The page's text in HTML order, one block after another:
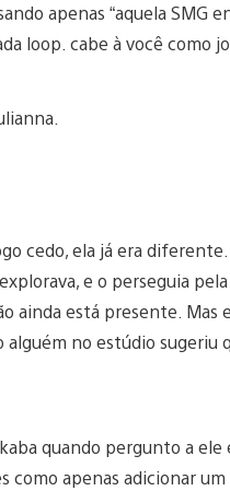
apenas “aquela SMG
loop. cabe à você como
cedo, ela já era
e o perseguia
ainda está presente. Mas
no estúdio sugeriu
quando pergunto a
como apenas adicionar